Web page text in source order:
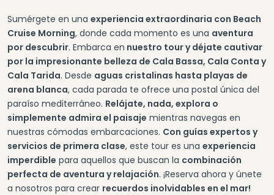
Sumérgete en una experiencia extraordinaria con Beach
Cruise Morning, donde cada momento es una aventura
por descubrir. Embarca en nuestro tour y déjate cautivar
por la impresionante belleza de Cala Bassa, Cala Conta y
Cala Tarida. Desde aguas cristalinas hasta playas de
arena blanca, cada parada te ofrece una postal única del
paraíso mediterráneo. Relájate, nada, explora o
simplemente admira el paisaje mientras navegas en
nuestras cómodas embarcaciones. Con guías expertos y
servicios de primera clase, este tour es una experiencia
imperdible para aquellos que buscan la combinación
perfecta de aventura y relajación. ¡Reserva ahora y únete
a nosotros para crear recuerdos inolvidables en el mar!